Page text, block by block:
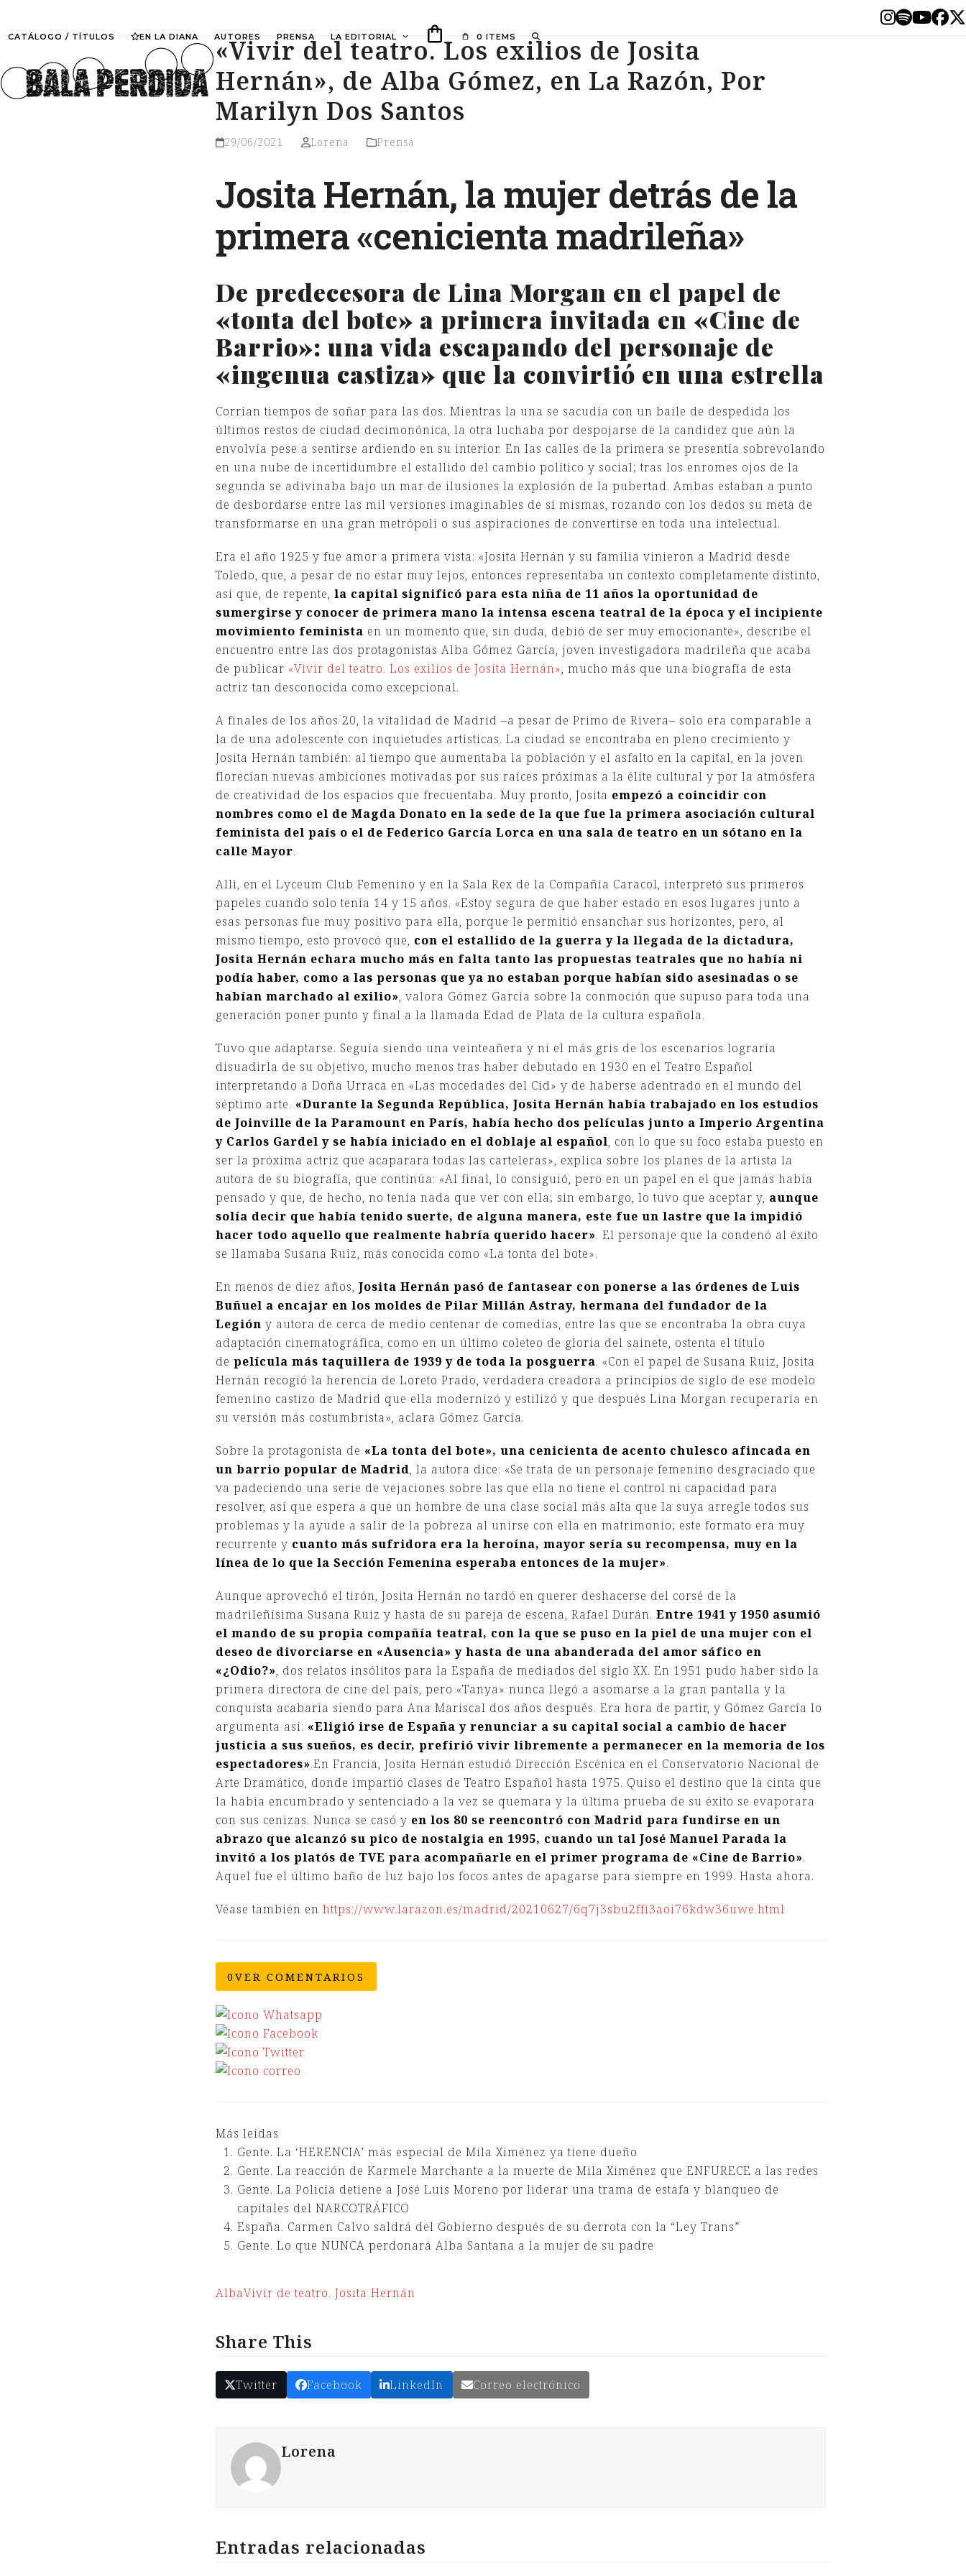
Instagram
Spotify
CATÁLOGO / TÍTULOS EN LA DIANA AUTORES PRENSA LA EDITORIAL 0 ITEMS
«Vivir del teatro. Los exilios de Josita
Hernán», de Alba Gómez, en La Razón, Por
Marilyn Dos Santos
29/06/2021 Lorena Prensa
Josita Hernán, la mujer detrás de la
primera «cenicienta madrileña»
De predecesora de Lina Morgan en el papel de
«tonta del bote» a primera invitada en «Cine de
Barrio»: una vida escapando del personaje de
«ingenua castiza» que la convirtió en una estrella
Corrían tiempos de soñar para las dos. Mientras la una se sacudía con un baile de despedida los
últimos restos de ciudad decimonónica, la otra luchaba por despojarse de la candidez que aún la
envolvía pese a sentirse ardiendo en su interior. En las calles de la primera se presentía sobrevolando
en una nube de incertidumbre el estallido del cambio político y social; tras los enromes ojos de la
segunda se adivinaba bajo un mar de ilusiones la explosión de la pubertad. Ambas estaban a punto
de desbordarse entre las mil versiones imaginables de sí mismas, rozando con los dedos su meta de
transformarse en una gran metrópoli o sus aspiraciones de convertirse en toda una intelectual.
Era el año 1925 y fue amor a primera vista: «Josita Hernán y su familia vinieron a Madrid desde
Toledo, que, a pesar de no estar muy lejos, entonces representaba un contexto completamente distinto,
así que, de repente, la capital significó para esta niña de 11 años la oportunidad de
sumergirse y conocer de primera mano la intensa escena teatral de la época y el incipiente
movimiento feminista en un momento que, sin duda, debió de ser muy emocionante», describe el
encuentro entre las dos protagonistas Alba Gómez García, joven investigadora madrileña que acaba
de publicar «Vivir del teatro. Los exilios de Josita Hernán», mucho más que una biografía de esta
actriz tan desconocida como excepcional.
A finales de los años 20, la vitalidad de Madrid –a pesar de Primo de Rivera– solo era comparable a
la de una adolescente con inquietudes artísticas. La ciudad se encontraba en pleno crecimiento y
Josita Hernán también: al tiempo que aumentaba la población y el asfalto en la capital, en la joven
florecían nuevas ambiciones motivadas por sus raíces próximas a la élite cultural y por la atmósfera
de creatividad de los espacios que frecuentaba. Muy pronto, Josita empezó a coincidir con
nombres como el de Magda Donato en la sede de la que fue la primera asociación cultural
feminista del país o el de Federico García Lorca en una sala de teatro en un sótano en la
calle Mayor.
Allí, en el Lyceum Club Femenino y en la Sala Rex de la Compañía Caracol, interpretó sus primeros
papeles cuando solo tenía 14 y 15 años. «Estoy segura de que haber estado en esos lugares junto a
esas personas fue muy positivo para ella, porque le permitió ensanchar sus horizontes, pero, al
mismo tiempo, esto provocó que, con el estallido de la guerra y la llegada de la dictadura,
Josita Hernán echara mucho más en falta tanto las propuestas teatrales que no había ni
podía haber, como a las personas que ya no estaban porque habían sido asesinadas o se
habían marchado al exilio», valora Gómez García sobre la conmoción que supuso para toda una
generación poner punto y final a la llamada Edad de Plata de la cultura española.
Tuvo que adaptarse. Seguía siendo una veinteañera y ni el más gris de los escenarios lograría
disuadirla de su objetivo, mucho menos tras haber debutado en 1930 en el Teatro Español
interpretando a Doña Urraca en «Las mocedades del Cid» y de haberse adentrado en el mundo del
séptimo arte. «Durante la Segunda República, Josita Hernán había trabajado en los estudios
de Joinville de la Paramount en París, había hecho dos películas junto a Imperio Argentina
y Carlos Gardel y se había iniciado en el doblaje al español, con lo que su foco estaba puesto en
ser la próxima actriz que acaparara todas las carteleras», explica sobre los planes de la artista la
autora de su biografía, que continúa: «Al final, lo consiguió, pero en un papel en el que jamás había
pensado y que, de hecho, no tenía nada que ver con ella; sin embargo, lo tuvo que aceptar y, aunque
solía decir que había tenido suerte, de alguna manera, este fue un lastre que la impidió
hacer todo aquello que realmente habría querido hacer». El personaje que la condenó al éxito
se llamaba Susana Ruiz, más conocida como «La tonta del bote».
En menos de diez años, Josita Hernán pasó de fantasear con ponerse a las órdenes de Luis
Buñuel a encajar en los moldes de Pilar Millán Astray, hermana del fundador de la
Legión y autora de cerca de medio centenar de comedias, entre las que se encontraba la obra cuya
adaptación cinematográfica, como en un último coleteo de gloria del sainete, ostenta el título
de película más taquillera de 1939 y de toda la posguerra. «Con el papel de Susana Ruiz, Josita
Hernán recogió la herencia de Loreto Prado, verdadera creadora a principios de siglo de ese modelo
femenino castizo de Madrid que ella modernizó y estilizó y que después Lina Morgan recuperaría en
su versión más costumbrista», aclara Gómez García.
Sobre la protagonista de «La tonta del bote», una cenicienta de acento chulesco afincada en
un barrio popular de Madrid, la autora dice: «Se trata de un personaje femenino desgraciado que
va padeciendo una serie de vejaciones sobre las que ella no tiene el control ni capacidad para
resolver, así que espera a que un hombre de una clase social más alta que la suya arregle todos sus
problemas y la ayude a salir de la pobreza al unirse con ella en matrimonio; este formato era muy
recurrente y cuanto más sufridora era la heroína, mayor sería su recompensa, muy en la
línea de lo que la Sección Femenina esperaba entonces de la mujer».
Aunque aprovechó el tirón, Josita Hernán no tardó en querer deshacerse del corsé de la
madrileñísima Susana Ruiz y hasta de su pareja de escena, Rafael Durán. Entre 1941 y 1950 asumió
el mando de su propia compañía teatral, con la que se puso en la piel de una mujer con el
deseo de divorciarse en «Ausencia» y hasta de una abanderada del amor sáfico en
«¿Odio?», dos relatos insólitos para la España de mediados del siglo XX. En 1951 pudo haber sido la
primera directora de cine del país, pero «Tanya» nunca llegó a asomarse a la gran pantalla y la
conquista acabaría siendo para Ana Mariscal dos años después. Era hora de partir, y Gómez García lo
argumenta así: «Eligió irse de España y renunciar a su capital social a cambio de hacer
justicia a sus sueños, es decir, prefirió vivir libremente a permanecer en la memoria de los
espectadores».En Francia, Josita Hernán estudió Dirección Escénica en el Conservatorio Nacional de
Arte Dramático, donde impartió clases de Teatro Español hasta 1975. Quiso el destino que la cinta que
la había encumbrado y sentenciado a la vez se quemara y la última prueba de su éxito se evaporara
con sus cenizas. Nunca se casó y en los 80 se reencontró con Madrid para fundirse en un
abrazo que alcanzó su pico de nostalgia en 1995, cuando un tal José Manuel Parada la
invitó a los platós de TVE para acompañarle en el primer programa de «Cine de Barrio».
Aquel fue el último baño de luz bajo los focos antes de apagarse para siempre en 1999. Hasta ahora.
Véase también en https://www.larazon.es/madrid/20210627/6q7j3sbu2ffi3aoi76kdw36uwe.html
0VER COMENTARIOS
Más leídas
Gente. La ‘HERENCIA’ más especial de Mila Ximénez ya tiene dueño
Gente. La reacción de Karmele Marchante a la muerte de Mila Ximénez que ENFURECE a las redes
Gente. La Policía detiene a José Luis Moreno por liderar una trama de estafa y blanqueo de
capitales del NARCOTRÁFICO
España. Carmen Calvo saldrá del Gobierno después de su derrota con la “Ley Trans”
Gente. Lo que NUNCA perdonará Alba Santana a la mujer de su padre
AlbaVivir de teatro. Josita Hernán
Share This
Twitter Facebook LinkedIn Correo electrónico
Lorena
Entradas relacionadas